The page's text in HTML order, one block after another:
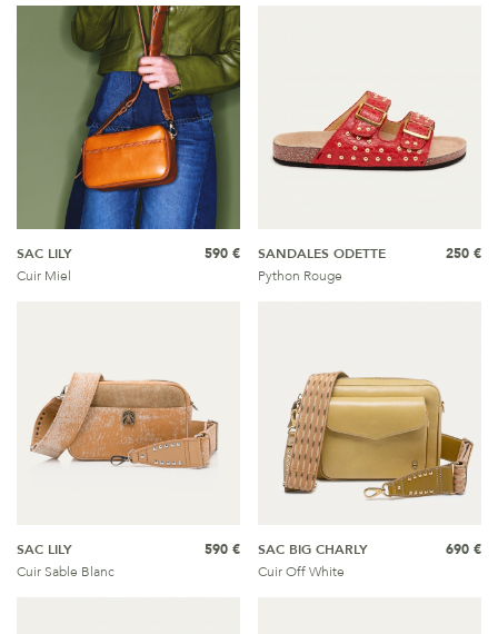
SAC LILY
Cuir Miel
590 €
SANDALES ODETTE
Python Rouge
250 €
SAC LILY
Cuir Sable Blanc
590 €
SAC BIG CHARLY
Cuir Off White
690 €